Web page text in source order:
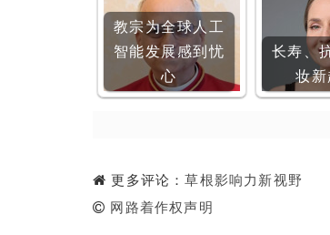
教宗为全球人工
智能发展感到忧
心
长寿、
妆
更多评论：草根影响力新视野
网路着作权声明